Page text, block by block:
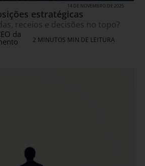
14 DE NOVEMBRO DE 2025
estratégicas
receios e decisões no topo?
da
2 MINUTOS MIN DE LEITURA